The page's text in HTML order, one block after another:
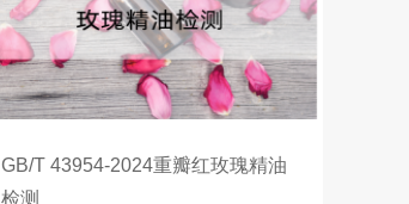
GB/T 43954-2024重瓣红玫瑰精油
检测